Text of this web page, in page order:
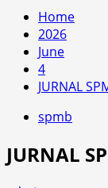
Home
2026
June
4
JURNAL
spmb
JURNAL